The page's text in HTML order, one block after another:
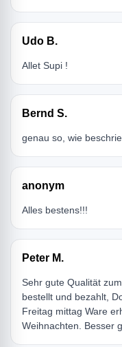
Udo B.
Allet Supi !
Bernd S.
genau so, wie
anonym
Alles bestens!!!
Peter M.
Sehr gute Qualität
bestellt und bezahlt,
Freitag mittag Ware
Weihnachten. Besser